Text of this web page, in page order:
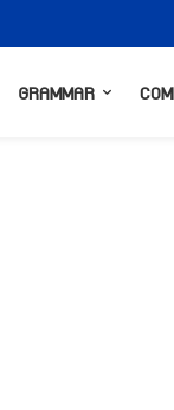
GRAMMAR